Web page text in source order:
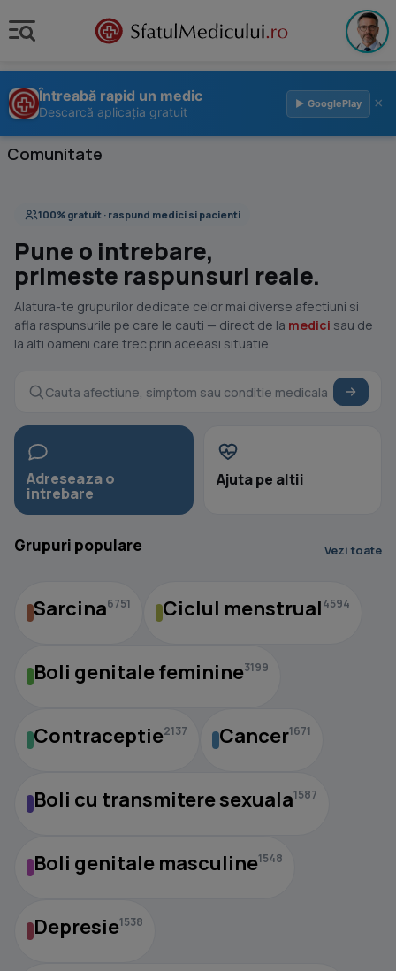
Întreabă rapid un medic
Descarcă aplicația gratuit
▶ GooglePlay ×
Comunitate
100% gratuit · raspund medici si pacienti
Pune o intrebare,
primeste raspunsuri reale.
Alatura-te grupurilor dedicate celor mai diverse afectiuni si
afla raspunsurile pe care le cauti — direct de la medici sau de
la alti oameni care trec prin aceeasi situatie.
Adreseaza o
intrebare
Ajuta pe altii
Grupuri populare Vezi toate
Sarcina6751 Ciclul menstrual4594
Boli genitale feminine3199
Contraceptie2137 Cancer1671
Boli cu transmitere sexuala1587
Boli genitale masculine1548
Depresie1538